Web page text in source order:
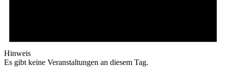
Hinweis
Es gibt keine Veranstaltungen an diesem Tag.